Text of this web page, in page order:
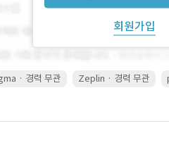
회원가입
· 경력 무관 Zeplin · 경력 무관